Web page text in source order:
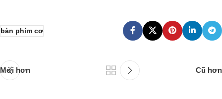
bàn phím cơ
Mới hơn Cũ hơn